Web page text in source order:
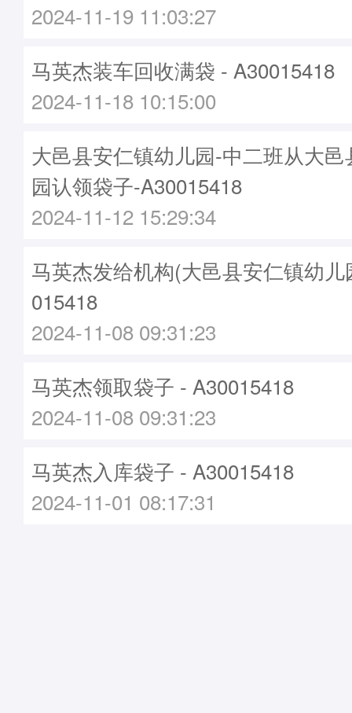
2024-11-19 11:03:27
马英杰装车回收满袋 - A30015418
2024-11-18 10:15:00
大邑县安仁镇幼儿园-中二班从大
园认领袋子-A30015418
2024-11-12 15:29:34
马英杰发给机构(大邑县安仁镇幼
015418
2024-11-08 09:31:23
马英杰领取袋子 - A30015418
2024-11-08 09:31:23
马英杰入库袋子 - A30015418
2024-11-01 08:17:31